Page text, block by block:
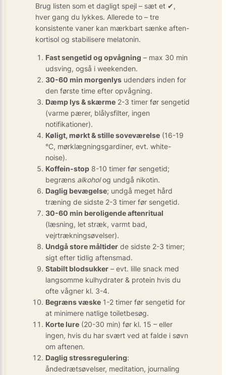
Brug listen som et dagligt spejl – sæt et ✔,
hver gang du lykkes. Allerede to – tre
konsistente vaner kan mærkbart sænke aften-
kortisol og stabilisere melatonin.
Fast sengetid og opvågning – max 30 min
udsving, også i weekenden.
30-60 min morgenlys udendørs inden for
den første time efter opvågning.
Dæmp lys & skærme 2-3 timer før sengetid
(varme pærer, blålysfilter, ingen
notifikationer).
Køligt, mørkt & stille soveværelse (16-19
°C, mørklægningsgardiner, evt. white-
noise).
Koffein-stop 8-10 timer før sengetid;
begræns alkoholog undgå nikotin.
Daglig bevægelse; undgå meget hård
træning de sidste 2-3 timer før sengetid.
30-60 min beroligende aftenritual
(læsning, let stræk, varmt bad,
vejrtrækningsøvelser).
Undgå store måltider de sidste 2-3 timer;
sigt efter tidlig aftensmad.
Stabilt blodsukker – evt. lille snack med
langsomme kulhydrater & protein hvis du
ofte vågner kl. 3-4.
Begræns væske 1-2 timer før sengetid for
at minimere natlige toiletbesøg.
Korte lure (20-30 min) før kl. 15 – eller
ingen, hvis du har svært ved at falde i søvn
om aftenen.
Daglig stressregulering:
åndedrætsøvelser, meditation, journaling